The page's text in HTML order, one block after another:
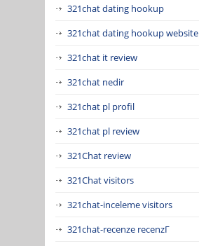
321chat dating hookup
321chat dating hookup website
321chat it review
321chat nedir
321chat pl profil
321chat pl review
321Chat review
321Chat visitors
321chat-inceleme visitors
321chat-recenze recenzГ­